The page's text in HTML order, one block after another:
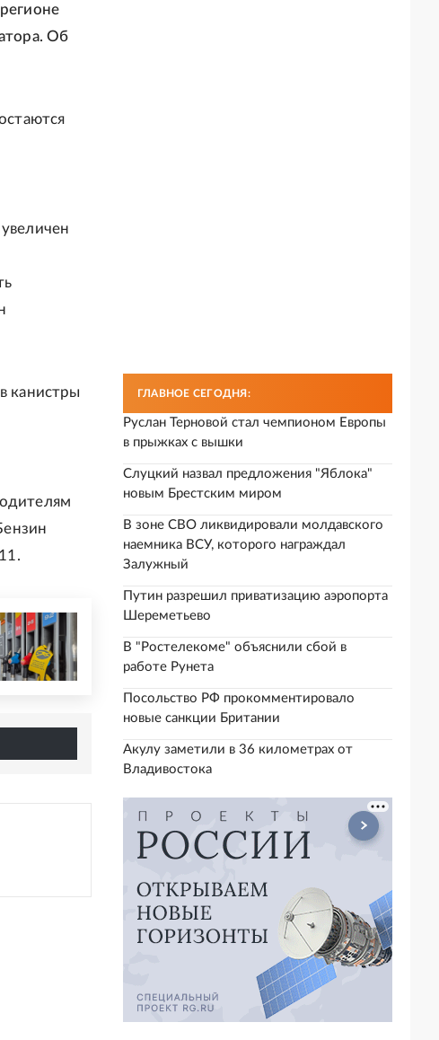
Об
канистры
ГЛАВНОЕ СЕГОДНЯ:
Руслан Терновой стал чемпионом Европы
в прыжках с вышки
Слуцкий назвал предложения "Яблока"
новым Брестским миром
В зоне СВО ликвидировали молдавского
наемника ВСУ, которого награждал
Залужный
Путин разрешил приватизацию аэропорта
Шереметьево
В "Ростелекоме" объяснили сбой в
работе Рунета
Посольство РФ прокомментировало
новые санкции Британии
Акулу заметили в 36 километрах от
Владивостока